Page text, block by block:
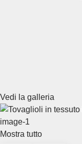
Vedi la galleria
Mostra tutto